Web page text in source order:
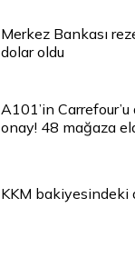
Merkez Bankası
dolar oldu
A101’in
onay! 48 mağaza
KKM bakiyesindeki